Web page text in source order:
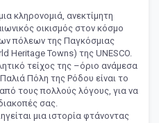
κληρονομιά, ανεκτίμητη
οικισμός στον κόσμο
πόλεων της Παγκόσμιας
Heritage Towns) της UNESCO.
τείχος της –όριο ανάμεσα
Πόλη της Ρόδου είναι το
τους πολλούς λόγους, για να
σας.
μια ιστορία φτάνοντας